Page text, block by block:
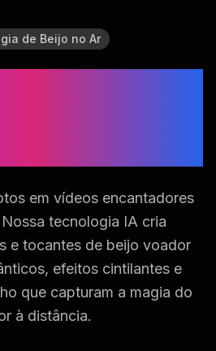
de Beijo no Ar
em vídeos encantadores
tecnologia IA cria
e tocantes de beijo voador
efeitos cintilantes e
que capturam a magia do
à distância.